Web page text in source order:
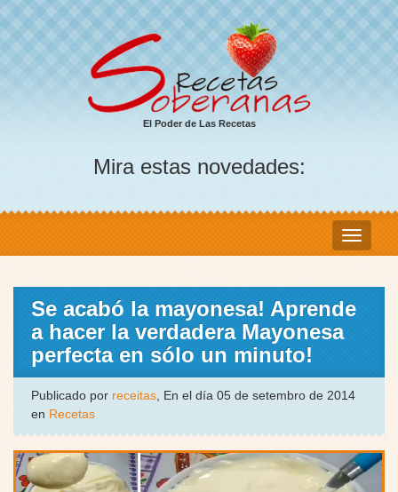
El Poder de Las Recetas
Mira estas novedades:
Se acabó la mayonesa! Aprende
a hacer la verdadera Mayonesa
perfecta en sólo un minuto!
Publicado por receitas, En el día 05 de setembro de 2014
en Recetas